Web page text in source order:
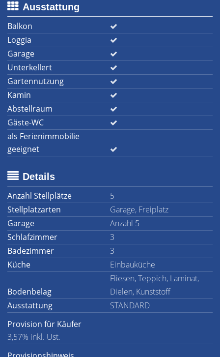
Ausstattung
Balkon
Loggia
Garage
Unterkellert
Gartennutzung
Kamin
Abstellraum
Gäste-WC
als Ferienimmobilie
geeignet
Details
Anzahl Stellplätze
5
Stellplatzarten
Garage, Freiplatz
Garage
Anzahl 5
Schlafzimmer
3
Badezimmer
3
Küche
Einbauküche
Bodenbelag
Fliesen, Teppich, Laminat,
Dielen, Kunststoff
Ausstattung
STANDARD
Provision für Käufer
3,57% inkl. Ust.